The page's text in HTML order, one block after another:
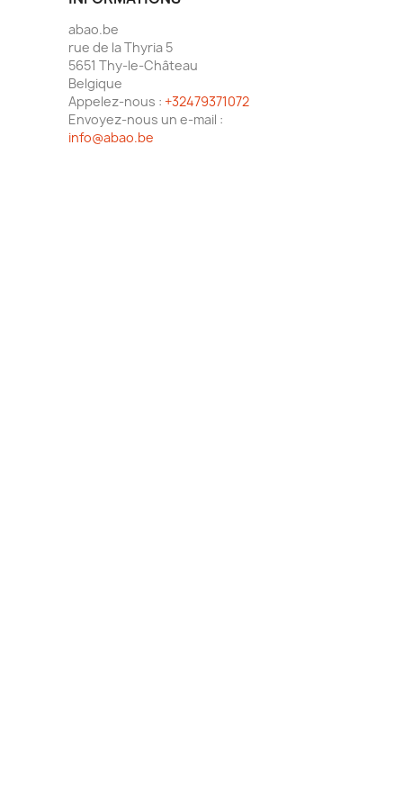
abao.be
rue de la Thyria 5
5651 Thy-le-Château
Belgique
Appelez-nous : +32479371072
Envoyez-nous un e-mail :
info@abao.be